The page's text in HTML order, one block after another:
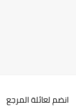
انضم لعائلة المرجع